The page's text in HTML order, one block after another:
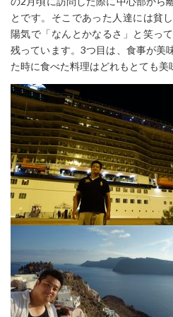
とです。そこであった人達には貧
陽気で「なんとかなるさ」と笑っ
残っています。3つ目は、食事が美
た時に食べた料理はどれもとても美